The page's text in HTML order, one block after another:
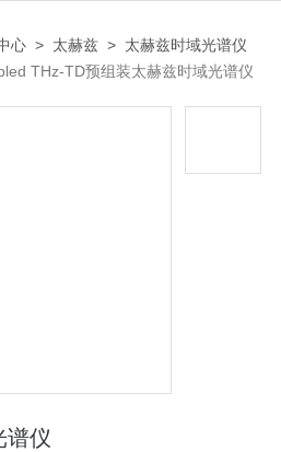
心 > 太赫兹 > 太赫兹时域光谱仪
THz-TD预组装太赫兹时域光谱仪
谱仪